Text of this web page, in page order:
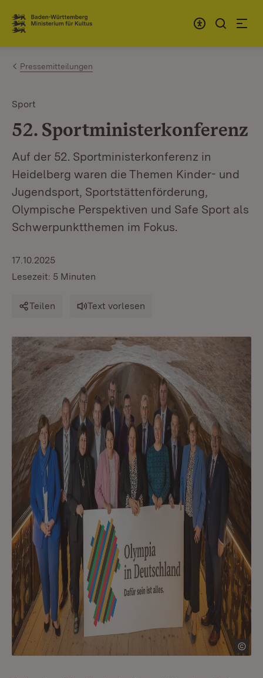
Zum Inhalt springen
Link zur Startseite
Pressemitteilungen
Sport
52. Sportministerkonferenz
Auf der 52. Sportministerkonferenz in
Heidelberg waren die Themen Kinder- und
Jugendsport, Sportstättenförderung,
Olympische Perspektiven und Safe Sport als
Schwerpunktthemen im Fokus.
17.10.2025
Lesezeit: 5 Minuten
Teilen Text vorlesen